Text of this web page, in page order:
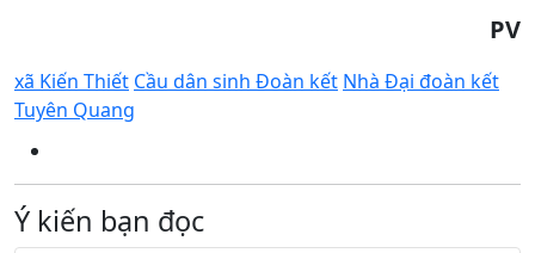
PV
xã Kiến Thiết Cầu dân sinh Đoàn kết Nhà Đại đoàn kết
Tuyên Quang
Ý kiến bạn đọc